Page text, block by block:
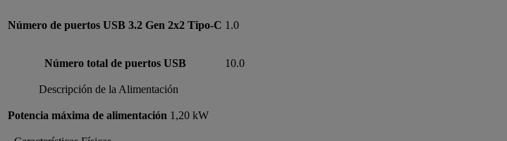
Número de puertos USB 3.2 Gen 2x2 Tipo-C 1.0
Número total de puertos USB 10.0
Descripción de la Alimentación
Potencia máxima de alimentación 1,20 kW